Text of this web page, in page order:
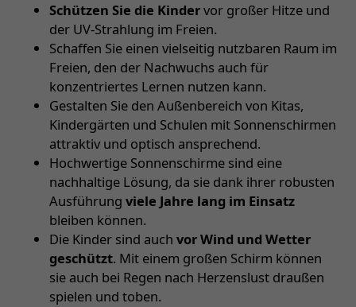
Schützen Sie die Kindervor großer Hitze und
der UV-Strahlung im Freien.
Schaffen Sie einen vielseitig nutzbaren Raum im
Freien, den der Nachwuchs auch für
konzentriertes Lernen nutzen kann.
Gestalten Sie den Außenbereich von Kitas,
Kindergärten und Schulen mit Sonnenschirmen
attraktiv und optisch ansprechend.
Hochwertige Sonnenschirme sind eine
nachhaltige Lösung, da sie dank ihrer robusten
Ausführung viele Jahre lang im Einsatz
bleiben können.
Die Kinder sind auch vor Wind und Wetter
geschützt. Mit einem großen Schirm können
sie auch bei Regen nach Herzenslust draußen
spielen und toben.